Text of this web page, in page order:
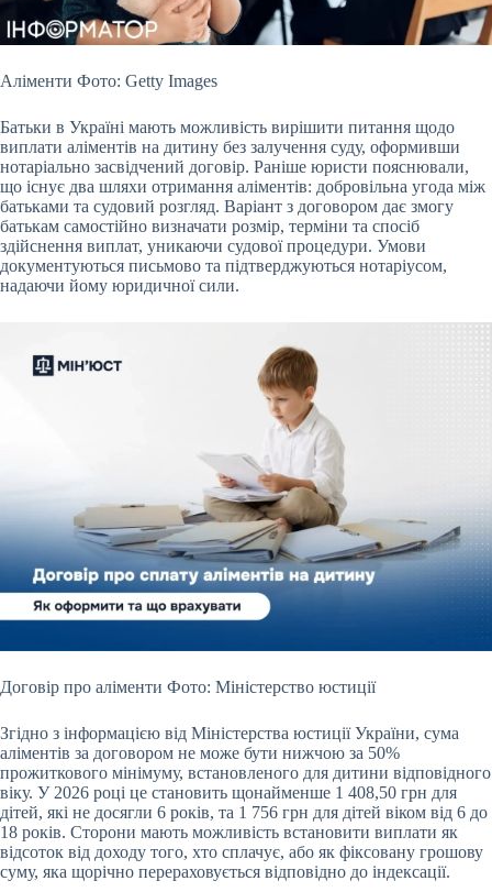
Аліменти Фото: Getty Images
Батьки в Україні мають можливість вирішити питання щодо
виплати аліментів на дитину без залучення суду, оформивши
нотаріально засвідчений договір. Раніше юристи пояснювали,
що існує два шляхи отримання аліментів: добровільна угода між
батьками та судовий розгляд. Варіант з договором дає змогу
батькам самостійно визначати розмір, терміни та спосіб
здійснення виплат, уникаючи судової процедури. Умови
документуються письмово та підтверджуються нотаріусом,
надаючи йому юридичної сили.
Договір про аліменти Фото: Міністерство юстиції
Згідно з інформацією від Міністерства юстиції України, сума
аліментів за договором не може бути нижчою за 50%
прожиткового мінімуму, встановленого для дитини відповідного
віку. У 2026 році це становить щонайменше 1 408,50 грн для
дітей, які не досягли 6 років, та 1 756 грн для дітей віком від 6 до
18 років. Сторони мають можливість встановити виплати як
відсоток від доходу того, хто сплачує, або як фіксовану грошову
суму, яка щорічно перераховується відповідно до індексації.